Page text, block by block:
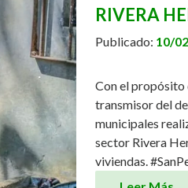
RIVERA
Publicado: 10/
Con el propósito
transmisor del
municipales
sector Rivera
viviendas.